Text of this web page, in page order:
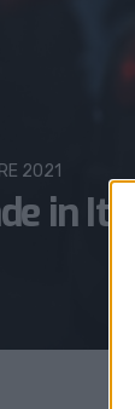
in
2021